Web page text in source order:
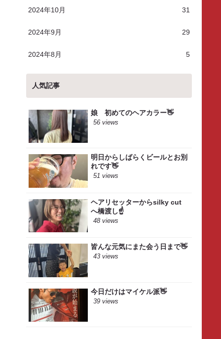
2024年10月 31
2024年9月 29
2024年8月 5
人気記事
娘 初めてのヘアカラー👋
56 views
明日からしばらくビールとお別
れです👋
51 views
ヘアリセッターからsilky cut
へ橋渡し☝️
48 views
皆んな元気にまた会う日まで👋
43 views
今日だけはマイケル派👋
39 views